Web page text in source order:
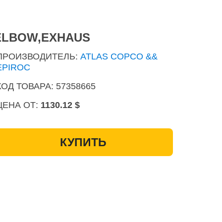
ATLAS COPCO &&
ТОВАРА: 57358665
ОТ: 1130.12 $
КУПИТЬ